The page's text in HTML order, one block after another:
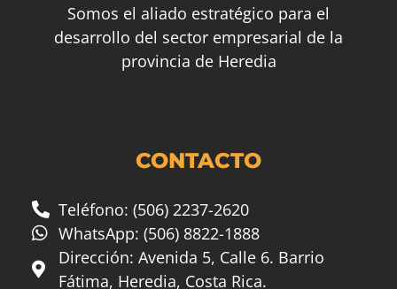
Somos el aliado estratégico para el
desarrollo del sector empresarial de la
provincia de Heredia
CONTACTO
Teléfono: (506) 2237-2620
WhatsApp: (506) 8822-1888
Dirección: Avenida 5, Calle 6. Barrio
Fátima, Heredia, Costa Rica.